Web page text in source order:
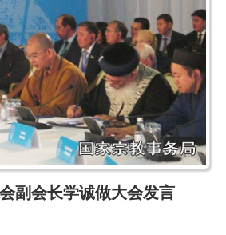
副会长学诚做大会发言